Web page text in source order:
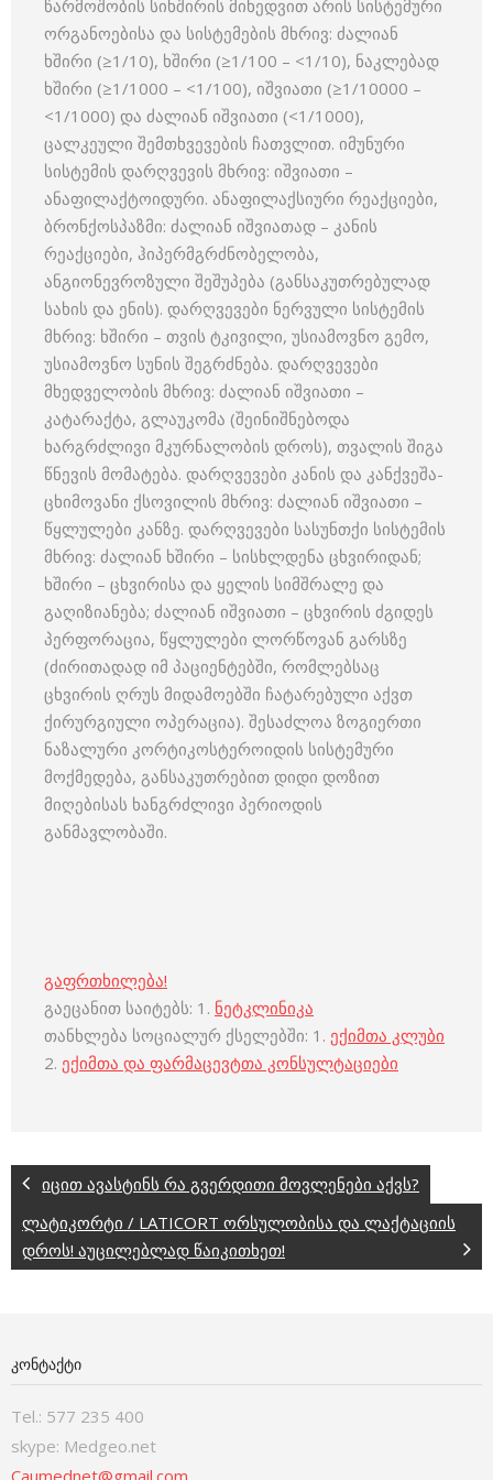
წარმოშობის სიხშირის მიხედვით არის სისტემური
ორგანოებისა და სისტემების მხრივ: ძალიან
ხშირი (≥1/10), ხშირი (≥1/100 – <1/10), ნაკლებად
ხშირი (≥1/1000 – <1/100), იშვიათი (≥1/10000 –
<1/1000) და ძალიან იშვიათი (<1/1000),
ცალკეული შემთხვევების ჩათვლით. იმუნური
სისტემის დარღვევის მხრივ: იშვიათი –
ანაფილაქტოიდური. ანაფილაქსიური რეაქციები,
ბრონქოსპაზმი: ძალიან იშვიათად – კანის
რეაქციები, ჰიპერმგრძნობელობა,
ანგიონევროზული შეშუპება (განსაკუთრებულად
სახის და ენის). დარღვევები ნერვული სისტემის
მხრივ: ხშირი – თვის ტკივილი, უსიამოვნო გემო,
უსიამოვნო სუნის შეგრძნება. დარღვევები
მხედველობის მხრივ: ძალიან იშვიათი –
კატარაქტა, გლაუკომა (შეინიშნებოდა
ხარგრძლივი მკურნალობის დროს), თვალის შიგა
წნევის მომატება. დარღვევები კანის და კანქვეშა-
ცხიმოვანი ქსოვილის მხრივ: ძალიან იშვიათი –
წყლულები კანზე. დარღვევები სასუნთქი სისტემის
მხრივ: ძალიან ხშირი – სისხლდენა ცხვირიდან;
ხშირი – ცხვირისა და ყელის სიმშრალე და
გაღიზიანება; ძალიან იშვიათი – ცხვირის ძგიდეს
პერფორაცია, წყლულები ლორწოვან გარსზე
(ძირითადად იმ პაციენტებში, რომლებსაც
ცხვირის ღრუს მიდამოებში ჩატარებული აქვთ
ქირურგიული ოპერაცია). შესაძლოა ზოგიერთი
ნაზალური კორტიკოსტეროიდის სისტემური
მოქმედება, განსაკუთრებით დიდი დოზით
მიღებისას ხანგრძლივი პერიოდის
განმავლობაში.
გაფრთხილება!
გაეცანით საიტებს: 1. ნეტკლინიკა
თანხლება სოციალურ ქსელებში: 1. ექიმთა კლუბი
2. ექიმთა და ფარმაცევტთა კონსულტაციები
იცით ავასტინს რა გვერდითი მოვლენები აქვს?
ლატიკორტი / LATICORT ორსულობისა და ლაქტაციის
დროს! აუცილებლად წაიკითხეთ!
ᲙᲝᲜᲢᲐᲥᲢᲘ
Tel.: 577 235 400
skype: Medgeo.net
Caumednet@gmail.com